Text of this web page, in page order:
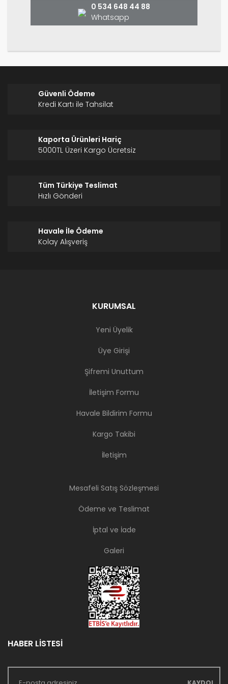
0 534 648 44 88
Whatsapp
Güvenli Ödeme
Kredi Kartı ile Tahsilat
Kaporta Ürünleri Hariç
5000TL Üzeri Kargo Ücretsiz
Tüm Türkiye Teslimat
Hızlı Gönderi
Havale İle Ödeme
Kolay Alışveriş
KURUMSAL
Yeni Üyelik
Üye Girişi
Şifremi Unuttum
İletişim Formu
Havale Bildirim Formu
Kargo Takibi
İletişim
Mesafeli Satış Sözleşmesi
Ödeme ve Teslimat
İptal ve İade
Galeri
HABER LİSTESİ